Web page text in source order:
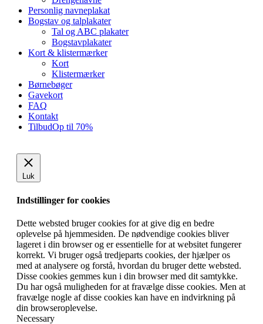
Personlig navneplakat
Bogstav og talplakater
Tal og ABC plakater
Bogstavplakater
Kort & klistermærker
Kort
Klistermærker
Børnebøger
Gavekort
FAQ
Kontakt
TilbudOp til 70%
Luk
Indstillinger for cookies
Dette websted bruger cookies for at give dig en bedre
oplevelse på hjemmesiden. De nødvendige cookies bliver
lageret i din browser og er essentielle for at websitet fungerer
korrekt. Vi bruger også tredjeparts cookies, der hjælper os
med at analysere og forstå, hvordan du bruger dette websted.
Disse cookies gemmes kun i din browser med dit samtykke.
Du har også muligheden for at fravælge disse cookies. Men at
fravælge nogle af disse cookies kan have en indvirkning på
din browseroplevelse.
Necessary